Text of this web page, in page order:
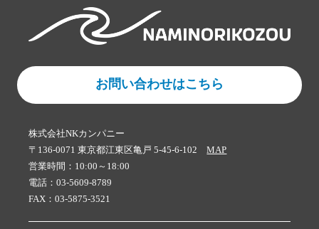
お問い合わせはこちら
株式会社NKカンパニー
〒136-0071 東京都江東区亀戸 5-45-6-102MAP
営業時間：10:00～18:00
電話：03-5609-8789
FAX：03-5875-3521